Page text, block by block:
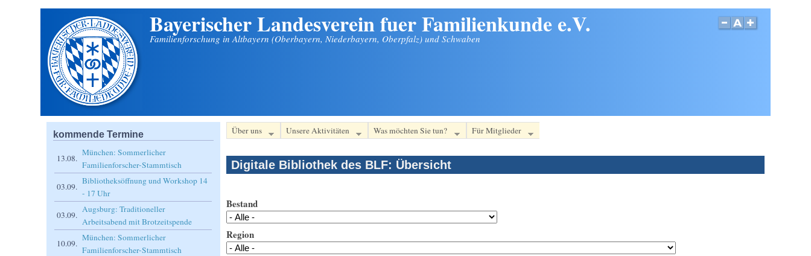
Bayerischer Landesverein fuer Familienkunde e.V.
Familienforschung in Altbayern (Oberbayern, Niederbayern, Oberpfalz) und Schwaben
Über uns Unsere Aktivitäten Was möchten Sie tun? Für Mitglieder
Digitale Bibliothek des BLF: Übersicht
Bestand
Region
kommende Termine
13.08.
München: Sommerlicher
Familienforscher-Stammtisch
03.09.
Bibliotheksöffnung und Workshop 14
- 17 Uhr
03.09.
Augsburg: Traditioneller
Arbeitsabend mit Brotzeitspende
10.09.
München: Sommerlicher
Familienforscher-Stammtisch